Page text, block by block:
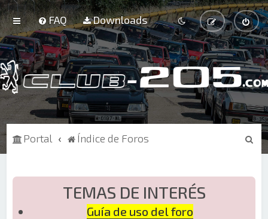
FAQ Downloads
Portal Índice de Foros
B
TEMAS DE INTERÉS
Guía de uso del foro